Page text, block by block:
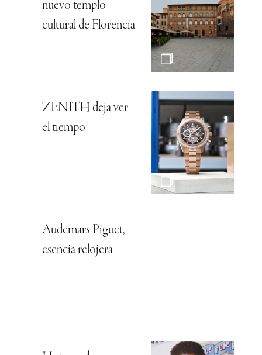
nuevo templo
cultural de Florencia
ZENITH deja ver
el tiempo
Audemars Piguet,
esencia relojera